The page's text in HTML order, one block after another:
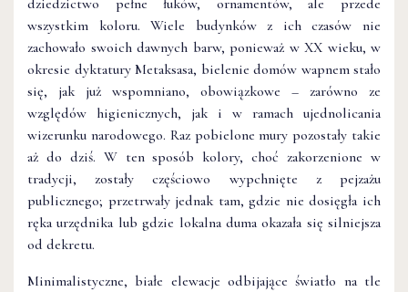
wszystkim koloru. Wiele budynków z ich czasów nie
zachowało swoich dawnych barw, ponieważ w XX wieku, w
okresie dyktatury Metaksasa, bielenie domów wapnem stało
się, jak już wspomniano, obowiązkowe – zarówno ze
względów higienicznych, jak i w ramach ujednolicania
wizerunku narodowego. Raz pobielone mury pozostały takie
aż do dziś. W ten sposób kolory, choć zakorzenione w
tradycji, zostały częściowo wypchnięte z pejzażu
publicznego; przetrwały jednak tam, gdzie nie dosięgła ich
ręka urzędnika lub gdzie lokalna duma okazała się silniejsza
od dekretu.
Minimalistyczne, białe elewacje odbijające światło na tle